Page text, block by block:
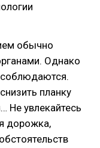
обычно
Однако
соблюдаются.
планку
Не увлекайтесь
дорожка,